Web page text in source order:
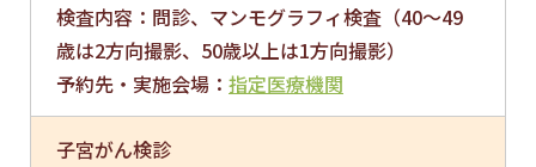
検査内容：問診、マンモグラフィ検査（40～49
歳は2方向撮影、50歳以上は1方向撮影）
予約先・実施会場： 指定医療機関
子宮がん検診